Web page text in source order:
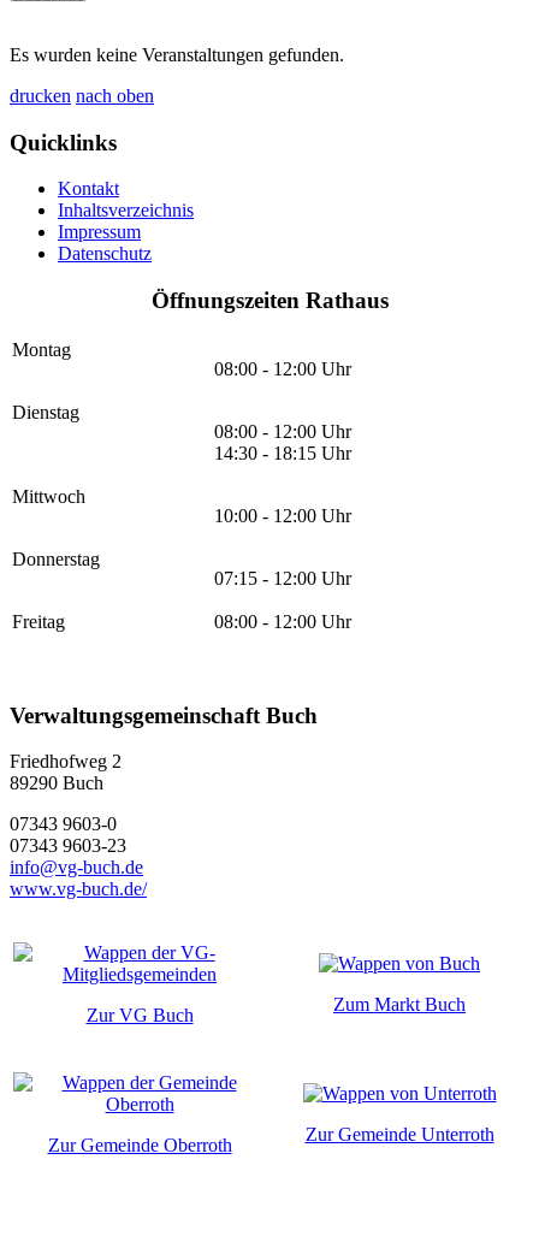
Es wurden keine Veranstaltungen gefunden.
drucken nach oben
Quicklinks
Kontakt
Inhaltsverzeichnis
Impressum
Datenschutz
Öffnungszeiten Rathaus
Montag
08:00 - 12:00 Uhr
Dienstag
08:00 - 12:00 Uhr
14:30 - 18:15 Uhr
Mittwoch
10:00 - 12:00 Uhr
Donnerstag
07:15 - 12:00 Uhr
Freitag 08:00 - 12:00 Uhr
Verwaltungsgemeinschaft Buch
Friedhofweg 2
89290 Buch
07343 9603-0
07343 9603-23
info@vg-buch.de
www.vg-buch.de/
Zur VG Buch
Zum Markt Buch
Zur Gemeinde Oberroth
Zur Gemeinde Unterroth